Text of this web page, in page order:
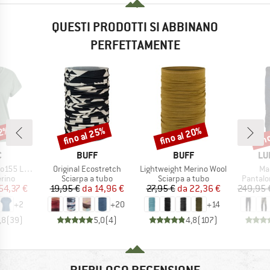
QUESTI PRODOTTI SI ABBINANO
PERFETTAMENTE
Shirt
ridotto
€
+2
(39)
MARCHIO
BUFF
Articolo
Original Ecostretch
Gruppo di prodotti
Sciarpa a tubo
Prezzo
19,95 € Prezzo ridotto
da 14,96 €
+20
5,0(4)
Sconto
fino al 25%
MARCHIO
BUFF
Articolo
Lightweight Merino Wool
Gruppo di prodotti
Sciarpa a tubo
Prezzo
27,95 € Prezzo ridotto
da 22,36 €
+14
4,8(107)
Sconto
fino al 20%
249,95